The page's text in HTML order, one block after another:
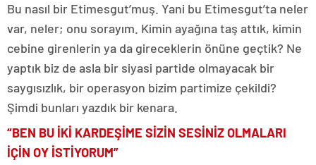
Bu nasıl bir Etimesgut’muş. Yani bu Etimesgut’ta neler
var, neler; onu sorayım. Kimin ayağına taş attık, kimin
cebine girenlerin ya da gireceklerin önüne geçtik? Ne
yaptık biz de asla bir siyasi partide olmayacak bir
saygısızlık, bir operasyon bizim partimize çekildi?
Şimdi bunları yazdık bir kenara.
“BEN BU İKİ KARDEŞİME SİZİN SESİNİZ OLMALARI
İÇİN OY İSTİYORUM”